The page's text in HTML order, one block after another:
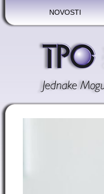
NOVOSTI